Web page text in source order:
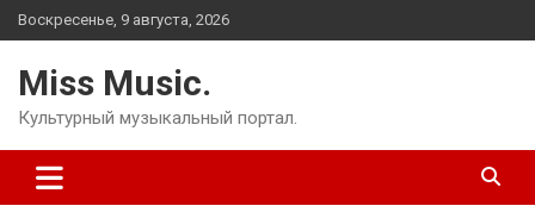
Перейти
к
Воскресенье, 9 августа, 2026
Miss Music.
Культурный музыкальный портал.